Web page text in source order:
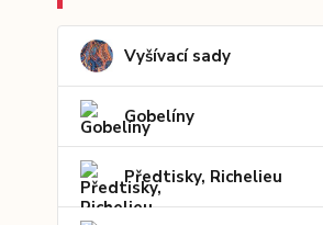
Vyšívací sady
Gobelíny
Předtisky, Richelieu